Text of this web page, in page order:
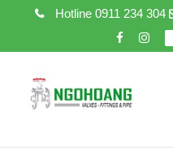
Hotline0911 234 304